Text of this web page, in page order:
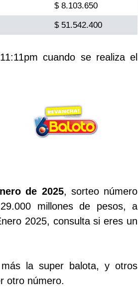
$ 8.103.650
$ 51.542.400
cuando se realiza el
de 2025, sorteo número
millones de pesos, a
2025, consulta si eres un
la super balota, y otros
otro número.